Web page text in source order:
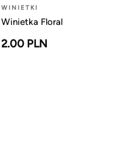
WINIETKI
Winietka Floral
2.00 PLN